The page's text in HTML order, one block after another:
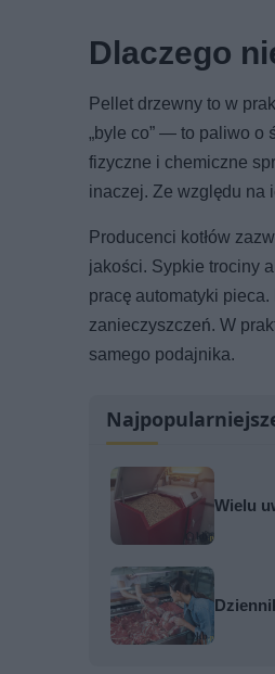
Dlaczego
Pellet drzewny to w
„byle co” — to paliwo o
fizyczne i chemiczne
inaczej. Ze względu na
Producenci kotłów
jakości. Sypkie trociny
pracę automatyki
zanieczyszczeń. W
samego podajnika.
Wielu